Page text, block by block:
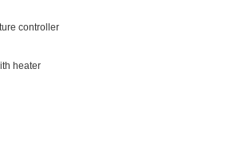
controller
heater